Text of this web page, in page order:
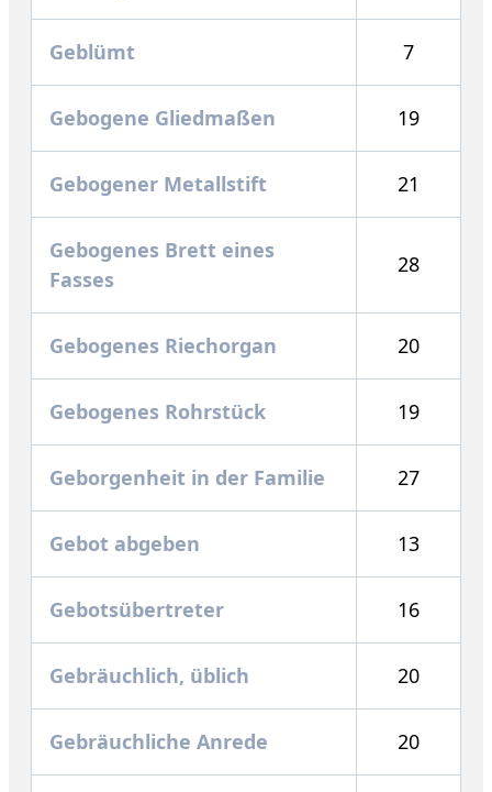
Geblümt 7
Gebogene Gliedmaßen 19
Gebogener Metallstift 21
Gebogenes Brett eines
Fasses
28
Gebogenes Riechorgan 20
Gebogenes Rohrstück 19
Geborgenheit in der Familie 27
Gebot abgeben 13
Gebotsübertreter 16
Gebräuchlich, üblich 20
Gebräuchliche Anrede 20